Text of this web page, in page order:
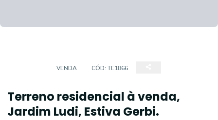
VENDA CÓD:TE1866
Terreno residencial à venda,
Jardim Ludi, Estiva Gerbi.